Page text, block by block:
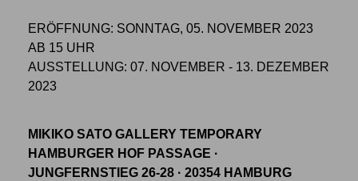
ERÖFFNUNG: SONNTAG, 05. NOVEMBER 2023
AB 15 UHR
AUSSTELLUNG: 07. NOVEMBER - 13. DEZEMBER
2023
MIKIKO SATO GALLERY TEMPORARY
HAMBURGER HOF PASSAGE ·
JUNGFERNSTIEG 26-28 · 20354 HAMBURG